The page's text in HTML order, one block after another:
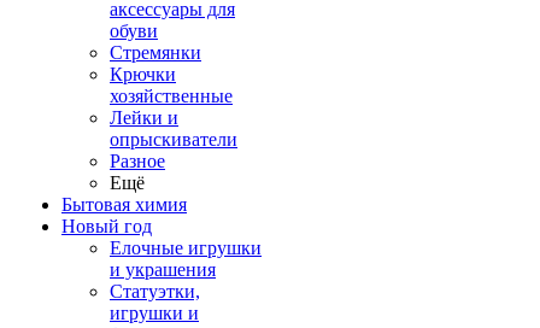
аксессуары для
обуви
Стремянки
Крючки
хозяйственные
Лейки и
опрыскиватели
Разное
Ещё
Бытовая химия
Новый год
Елочные игрушки
и украшения
Статуэтки,
игрушки и